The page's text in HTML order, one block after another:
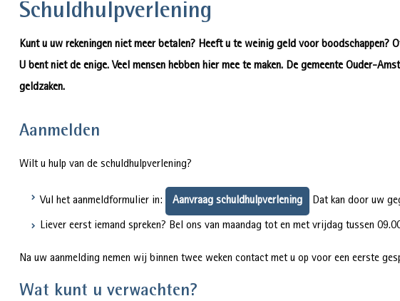
Schuldhulpverlening
Kunt u uw rekeningen niet meer betalen? Heeft u te weinig geld voor boodschappen?
U bent niet de enige. Veel mensen hebben hier mee te maken. De gemeente Ouder-
geldzaken.
Aanmelden
Wilt u hulp van de schuldhulpverlening?
Vul het aanmeldformulier in: Aanvraag schuldhulpverlening Dat kan door uw
Liever eerst iemand spreken? Bel ons van maandag tot en met vrijdag tussen
Na uw aanmelding nemen wij binnen twee weken contact met u op voor een eerste
Wat kunt u verwachten?